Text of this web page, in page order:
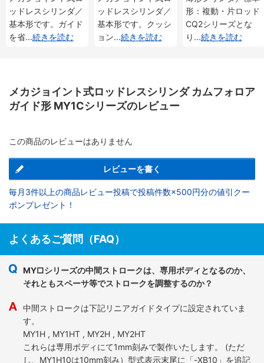
ッドレスシリンダ／
基本形です。ガイド
を省...続きを読む
ッドレスシリンダ／
基本形です。クッシ
ョン...続きを読む
形：複動・片ロッド
CQ2シリーズとな
り ...続きを読む
メカジョイント式ロッドレスシリンダ カムフォロア
ガイド形 MY1Cシリーズのレビュー
この商品のレビューはありません
レビューを書く
毎月3件以上の商品レビュー投稿で投稿件数×500円分の値引クー
ポンプレゼント！
よくあるご質問（FAQ）
MY□シリーズの中間ストロークは、専用ボディとなるのか、
それともスペーサ等でストロークを調整するのか？
中間ストロークは下記リニアガイドタイプに設定されていま
す。
MY1H , MY1HT , MY2H , MY2HT
これらは専用ボディにて1mm刻みで製作いたします。 (ただ
し、MY1H10は10mm刻み）型式表示末尾に「-XB10」を追記